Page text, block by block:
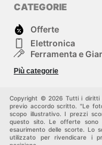
CATEGORIE
Offerte
Elettronica
Ferramenta e
Bambini e Neonati
Più categorie
Copyright © 2026 Tutti i diritti
previo accordo scritto. "Le
scopo illustrativo. I prezzi
questo sito. Le offerte
esaurimento delle scorte. Lo
utilizzato per rivendicare i